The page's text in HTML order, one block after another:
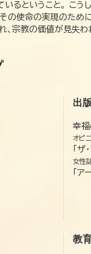
いるということ。 こ
の使命の実現のため
、宗教の価値が見失
出版
幸
オピ
「ザ
女性
「ア
教